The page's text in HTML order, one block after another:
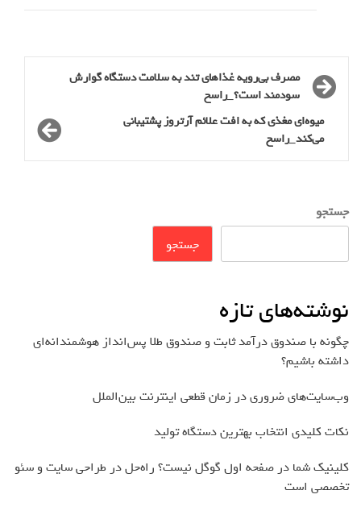
مصرف بی‌رویه غذاهای تند به سلامت دستگاه گوارش
سودمند است؟_راسخ
میوه‌ای مغذی که به افت علائم آرتروز پشتیبانی
می‌کند_راسخ
جستجو
جستجو
نوشته‌های تازه
چگونه با صندوق درآمد ثابت و صندوق طلا پس‌انداز هوشمندانه‌ای
داشته باشیم؟
وب‌سایت‌های ضروری در زمان قطعی اینترنت بین‌الملل
نکات کلیدی انتخاب بهترین دستگاه تولید
کلینیک شما در صفحه اول گوگل نیست؟ راه‌حل در طراحی سایت و سئو
تخصصی است